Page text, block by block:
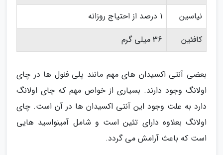
نیاسین
1 درصد از احتیاج روزانه
کافئین
36 میلی گرم
بعضی آنتی اکسیدان های مهم مانند پلی فنول ها در چای
اولانگ وجود دارند. بسیاری از خواص مهم که چای اولانگ
دارد به علت وجود این آنتی اکسیدان ها در آن است. چای
اولانگ بعلاوه دارای تئین است و شامل آمینواسید هایی
است که باعث آرامش می گردد.